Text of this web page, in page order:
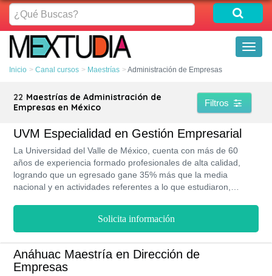
¿Qué
Buscas?
Inicio Canal cursos Maestrías Administración de Empresas
22 Maestrías de Administración de
Empresas en México
Filtros
UVM Especialidad en Gestión Empresarial
La Universidad del Valle de México, cuenta con más de 60
años de experiencia formado profesionales de alta calidad,
logrando que un egresado gane 35% más que la media
nacional y en actividades referentes a lo que estudiaron,
hecho merecedora de 5 estrellas de QS Stars en las categorías
de empleabilidad e inclusión, como puedes ver existen muchas
más razones para estudiar tu Especialidad en Gestión
Empresarial en la UVM.
Solicita información
Anáhuac Maestría en Dirección de
Empresas